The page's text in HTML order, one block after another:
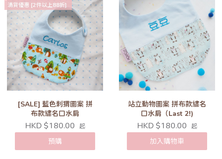
清貨優惠 [2件以上88折]
[SALE] 藍色刺猬圖案 拼
布款繡名口水肩
HKD $180.00 起
預購
站立動物圖案 拼布款繡名
口水肩（Last 2!)
HKD $180.00 起
加入購物車